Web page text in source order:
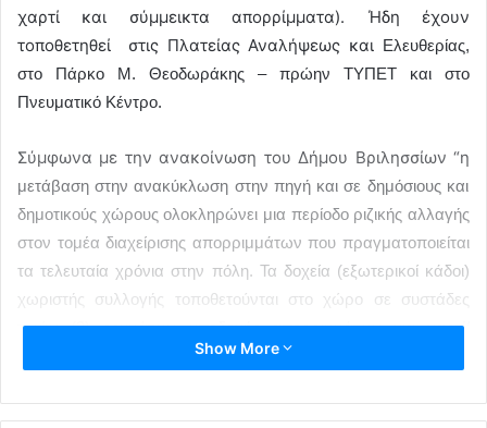
χαρτί και σύμμεικτα απορρίμματα). Ήδη έχουν
τοποθετηθεί στις Πλατείας Αναλήψεως και Ελευθερίας,
στο Πάρκο Μ. Θεοδωράκης – πρώην ΤΥΠΕΤ και στο
Πνευματικό Κέντρο.
Σύμφωνα με την ανακοίνωση του Δήμου Βριλησσίων “η
μετάβαση στην ανακύκλωση στην πηγή και σε δημόσιους και
δημοτικούς χώρους ολοκληρώνει μια περίοδο ριζικής αλλαγής
στον τομέα διαχείρισης απορριμμάτων που πραγματοποιείται
τα τελευταία χρόνια στην πόλη. Τα δοχεία (εξωτερικοί κάδοι)
χωριστής συλλογής τοποθετούνται στο χώρο σε συστάδες
τριών (3) ρευμάτων υποδοχής απορριμμάτων για χαρτί/
χαρτόνι (κίτρινο), για γενικά ανακυκλώσιμα (μπλε) και για
Show More